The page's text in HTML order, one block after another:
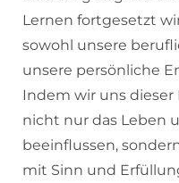
Lernen fortgesetzt
sowohl unsere
unsere persönliche
Indem wir uns
nicht nur das Leben
beeinflussen,
mit Sinn und